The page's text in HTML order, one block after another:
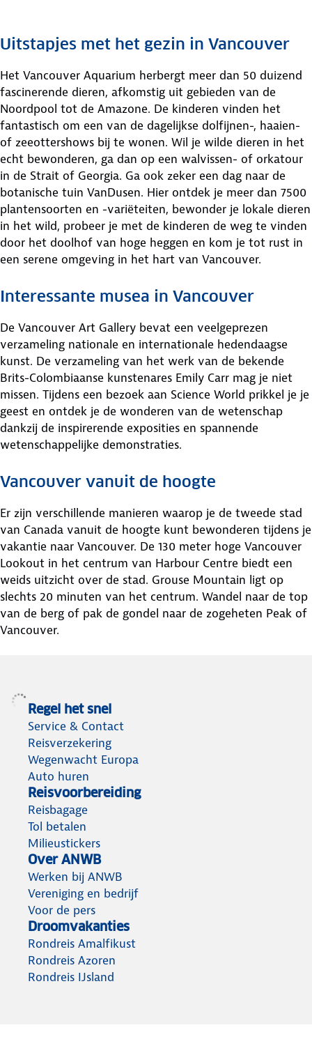
Uitstapjes met het gezin in Vancouver
Het Vancouver Aquarium herbergt meer dan 50 duizend
fascinerende dieren, afkomstig uit gebieden van de
Noordpool tot de Amazone. De kinderen vinden het
fantastisch om een van de dagelijkse dolfijnen-, haaien-
of zeeottershows bij te wonen. Wil je wilde dieren in het
echt bewonderen, ga dan op een walvissen- of orkatour
in de Strait of Georgia. Ga ook zeker een dag naar de
botanische tuin VanDusen. Hier ontdek je meer dan 7500
plantensoorten en -variëteiten, bewonder je lokale dieren
in het wild, probeer je met de kinderen de weg te vinden
door het doolhof van hoge heggen en kom je tot rust in
een serene omgeving in het hart van Vancouver.
Interessante musea in Vancouver
De Vancouver Art Gallery bevat een veelgeprezen
verzameling nationale en internationale hedendaagse
kunst. De verzameling van het werk van de bekende
Brits-Colombiaanse kunstenares Emily Carr mag je niet
missen. Tijdens een bezoek aan Science World prikkel je je
geest en ontdek je de wonderen van de wetenschap
dankzij de inspirerende exposities en spannende
wetenschappelijke demonstraties.
Vancouver vanuit de hoogte
Er zijn verschillende manieren waarop je de tweede stad
van Canada vanuit de hoogte kunt bewonderen tijdens je
vakantie naar Vancouver. De 130 meter hoge Vancouver
Lookout in het centrum van Harbour Centre biedt een
weids uitzicht over de stad. Grouse Mountain ligt op
slechts 20 minuten van het centrum. Wandel naar de top
van de berg of pak de gondel naar de zogeheten Peak of
Vancouver.
Regel het snel
Service & Contact
Reisverzekering
Wegenwacht Europa
Auto huren
Reisvoorbereiding
Reisbagage
Tol betalen
Milieustickers
Over ANWB
Werken bij ANWB
Vereniging en bedrijf
Voor de pers
Droomvakanties
Rondreis Amalfikust
Rondreis Azoren
Rondreis IJsland